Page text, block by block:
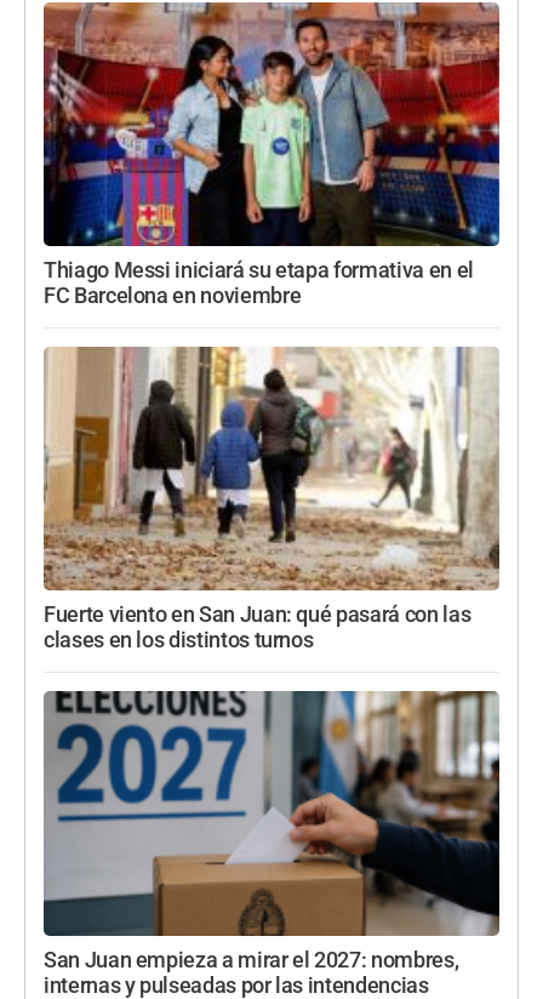
Thiago Messi iniciará su etapa formativa en el
FC Barcelona en noviembre
Fuerte viento en San Juan: qué pasará con las
clases en los distintos turnos
San Juan empieza a mirar el 2027: nombres,
internas y pulseadas por las intendencias